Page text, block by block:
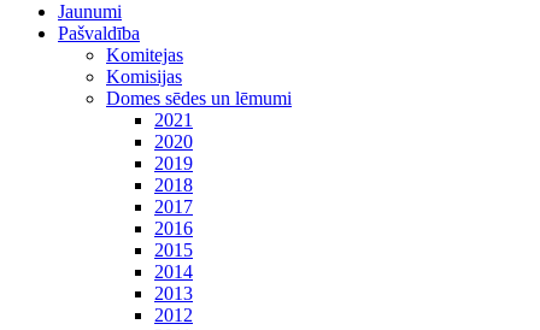
Jaunumi
Pašvaldība
Komitejas
Komisijas
Domes sēdes un lēmumi
2021
2020
2019
2018
2017
2016
2015
2014
2013
2012